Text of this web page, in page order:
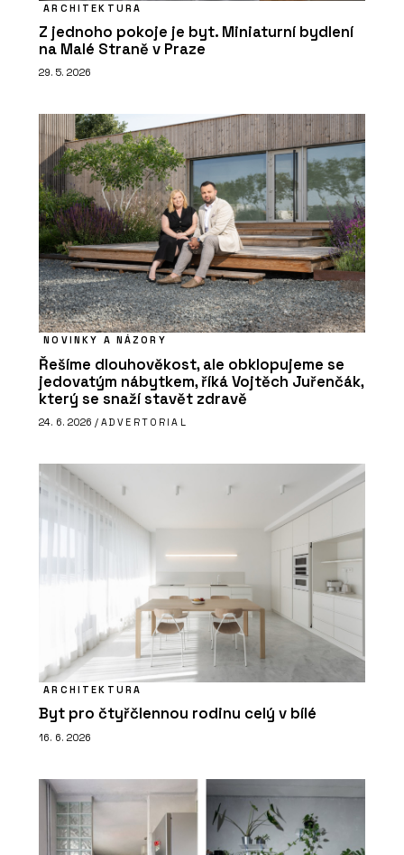
ARCHITEKTURA
Z jednoho pokoje je byt. Miniaturní bydlení
na Malé Straně v Praze
29. 5. 2026
NOVINKY A NÁZORY
Řešíme dlouhověkost, ale obklopujeme se
jedovatým nábytkem, říká Vojtěch Juřenčák,
který se snaží stavět zdravě
24. 6. 2026 / ADVERTORIAL
ARCHITEKTURA
Byt pro čtyřčlennou rodinu celý v bílé
16. 6. 2026